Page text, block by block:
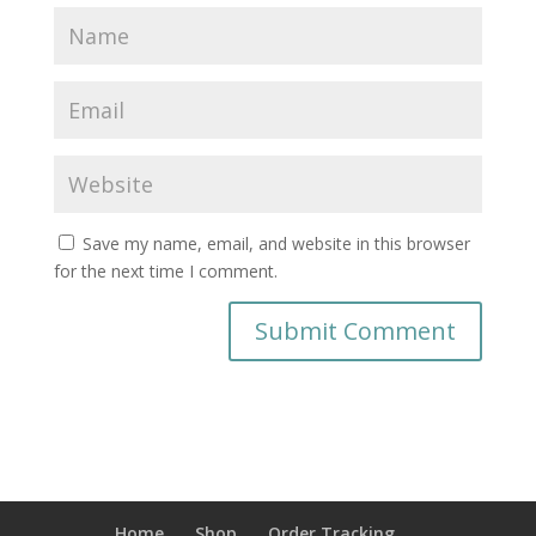
Save my name, email, and website in this browser
for the next time I comment.